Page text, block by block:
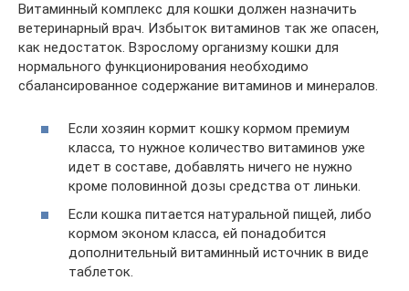
Витаминный комплекс для кошки должен назначить
ветеринарный врач. Избыток витаминов так же опасен,
как недостаток. Взрослому организму кошки для
нормального функционирования необходимо
сбалансированное содержание витаминов и минералов.
Если хозяин кормит кошку кормом премиум
класса, то нужное количество витаминов уже
идет в составе, добавлять ничего не нужно
кроме половинной дозы средства от линьки.
Если кошка питается натуральной пищей, либо
кормом эконом класса, ей понадобится
дополнительный витаминный источник в виде
таблеток.